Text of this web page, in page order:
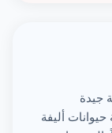
جيدة
حيوانات أليفة